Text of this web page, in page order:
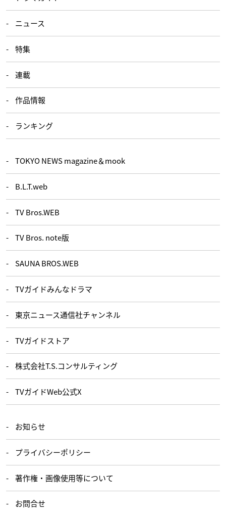
ニュース
特集
連載
作品情報
ランキング
TOKYO NEWS magazine＆mook
B.L.T.web
TV Bros.WEB
TV Bros. note版
SAUNA BROS.WEB
TVガイドみんなドラマ
東京ニュース通信社チャンネル
TVガイドストア
株式会社T.S.コンサルティング
TVガイドWeb公式X
お知らせ
プライバシーポリシー
著作権・画像使用等について
お問合せ